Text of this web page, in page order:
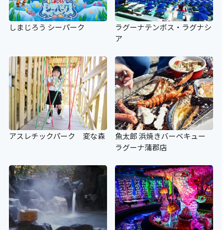
しまじろう シーパーク
ラグーナテンボス・ラグナシ
ア
アスレチックパーク 変な森
魚太郎 浜焼きバーベキュー
ラグーナ蒲郡店